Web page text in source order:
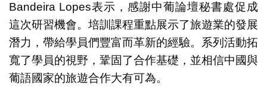
Bandeira Lopes表示，感謝中葡論壇秘書處促成
這次研習機會。培訓課程重點展示了旅遊業的發展
潛力，帶給學員們豐富而革新的經驗。系列活動拓
寬了學員的視野，鞏固了合作基礎，並相信中國與
葡語國家的旅遊合作大有可為。